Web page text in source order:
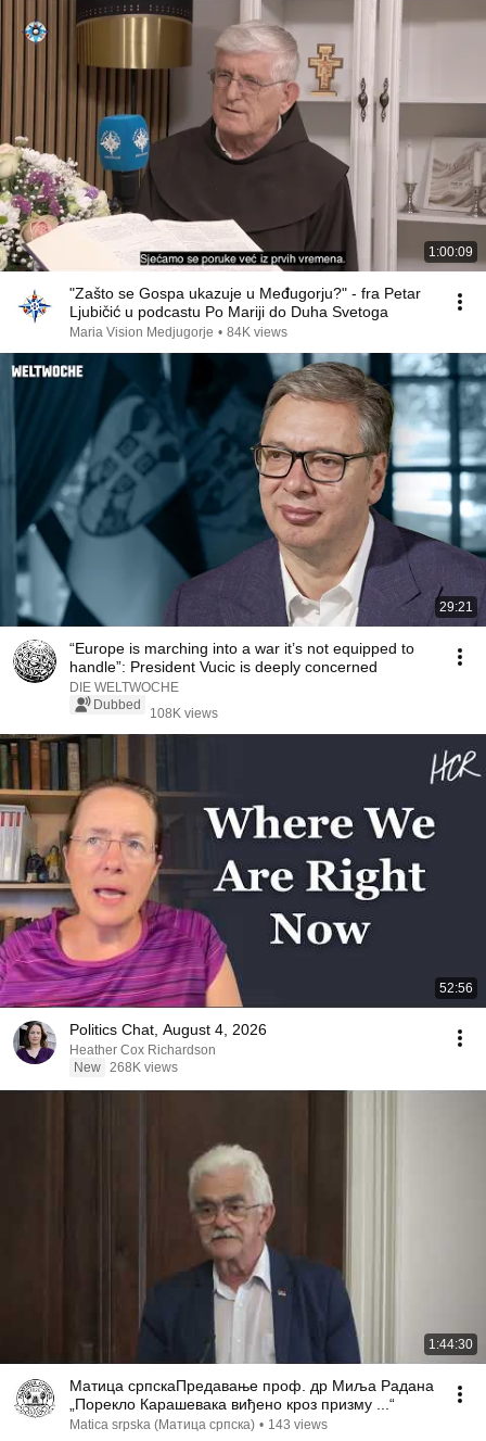
1:00:09
"Zašto se Gospa ukazuje u Međugorju?" - fra Petar
Ljubičić u podcastu Po Mariji do Duha Svetoga
Maria Vision Medjugorje • 84K views
29:21
“Europe is marching into a war it’s not equipped to
handle”: President Vucic is deeply concerned
DIE WELTWOCHE
Dubbed
108K views
52:56
Politics Chat, August 4, 2026
Heather Cox Richardson
New 268K views
1:44:30
Матица српскаПредавање проф. др Миља Радана
„Порекло Карашевака виђено кроз призму ...“
Matica srpska (Матица српска) • 143 views